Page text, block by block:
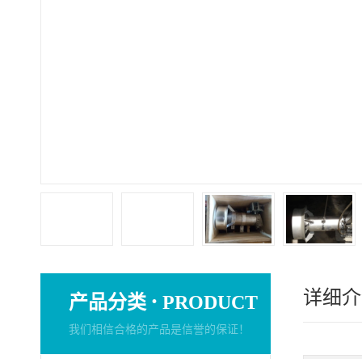
产品分类 · PRODUCT
我们相信合格的产品是信誉的保证！
详细